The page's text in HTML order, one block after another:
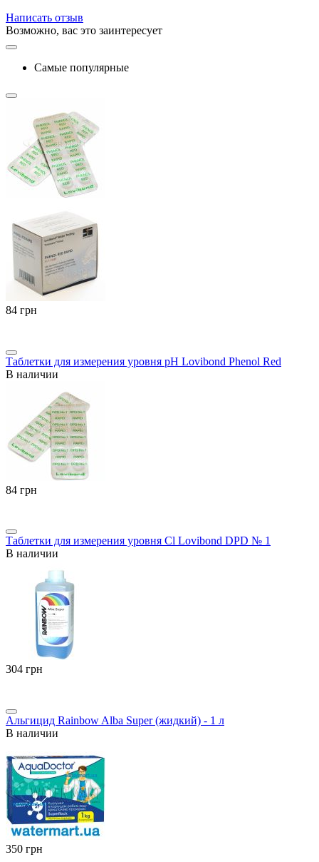
Написать отзыв
Возможно, вас это заинтересует
Самые популярные
‍84‍ грн
Таблетки для измерения уровня pH Lovibond Phenol Red
В наличии
‍84‍ грн
Таблетки для измерения уровня Cl Lovibond DPD № 1
В наличии
‍304‍ грн
Альгицид Rainbow Alba Super (жидкий) - 1 л
В наличии
‍350‍ грн